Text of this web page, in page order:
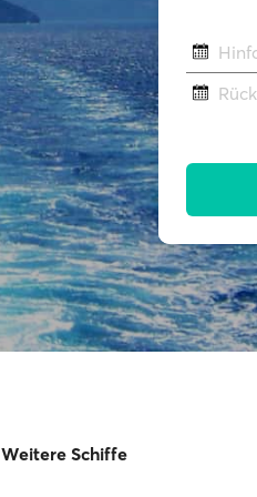
Weitere Schiffe